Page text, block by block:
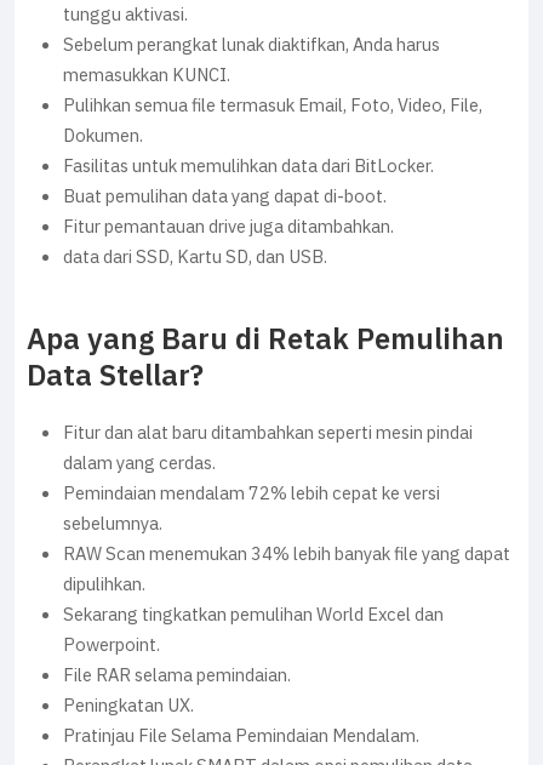
tunggu aktivasi.
Sebelum perangkat lunak diaktifkan, Anda harus
memasukkan KUNCI.
Pulihkan semua file termasuk Email, Foto, Video, File,
Dokumen.
Fasilitas untuk memulihkan data dari BitLocker.
Buat pemulihan data yang dapat di-boot.
Fitur pemantauan drive juga ditambahkan.
data dari SSD, Kartu SD, dan USB.
Apa yang Baru di Retak Pemulihan
Data Stellar?
Fitur dan alat baru ditambahkan seperti mesin pindai
dalam yang cerdas.
Pemindaian mendalam 72% lebih cepat ke versi
sebelumnya.
RAW Scan menemukan 34% lebih banyak file yang dapat
dipulihkan.
Sekarang tingkatkan pemulihan World Excel dan
Powerpoint.
File RAR selama pemindaian.
Peningkatan UX.
Pratinjau File Selama Pemindaian Mendalam.